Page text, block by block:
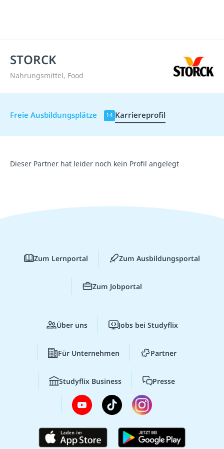
STORCK
Nahrungsmittel, Food
Freie Ausbildungsplätze 14 Karriereprofil
Dieser Partner hat leider noch kein Profil angelegt
Zum Lernportal Zum Ausbildungsportal
Zum Jobportal
Über uns Jobs bei Studyflix
Für Unternehmen Partner
Studyflix Business Presse